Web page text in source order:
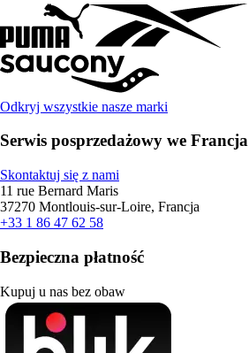
Odkryj wszystkie nasze marki
Serwis posprzedażowy we Francja
Skontaktuj się z nami
11 rue Bernard Maris
37270 Montlouis-sur-Loire, Francja
+33 1 86 47 62 58
Bezpieczna płatność
Kupuj u nas bez obaw